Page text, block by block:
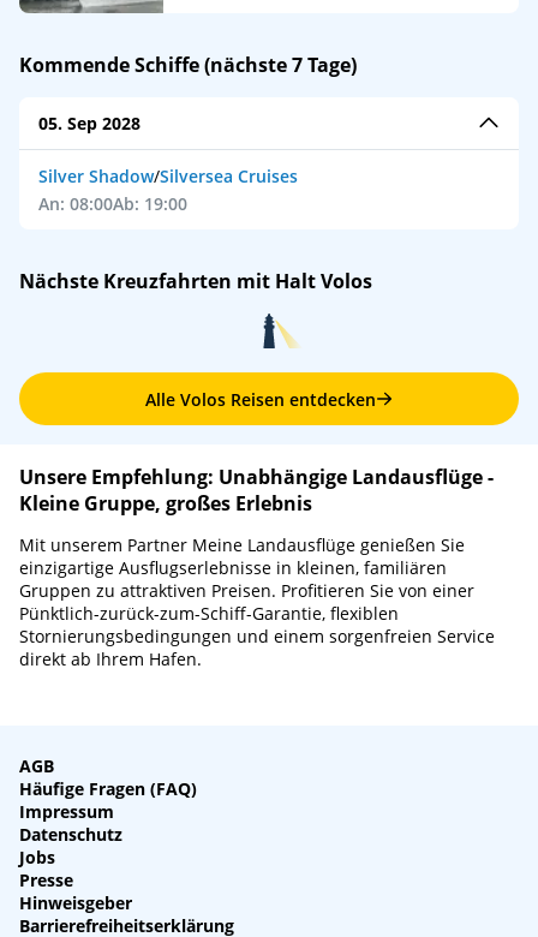
Kommende Schiffe (nächste 7 Tage)
05. Sep 2028
Silver Shadow/Silversea Cruises
An: 08:00Ab: 19:00
Nächste Kreuzfahrten mit Halt Volos
Alle Volos Reisen entdecken
Unsere Empfehlung: Unabhängige Landausflüge -
Kleine Gruppe, großes Erlebnis
Mit unserem Partner Meine Landausflüge genießen Sie
einzigartige Ausflugserlebnisse in kleinen, familiären
Gruppen zu attraktiven Preisen. Profitieren Sie von einer
Pünktlich-zurück-zum-Schiff-Garantie, flexiblen
Stornierungsbedingungen und einem sorgenfreien Service
direkt ab Ihrem Hafen.
AGB
Häufige Fragen (FAQ)
Impressum
Datenschutz
Jobs
Presse
Hinweisgeber
Barrierefreiheitserklärung